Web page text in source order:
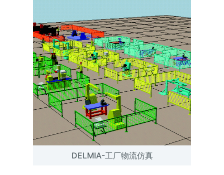
DELMIA-工厂物流仿真